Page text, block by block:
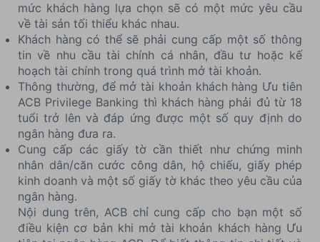
mức khách hàng lựa chọn sẽ có một mức yêu cầu
về tài sản tối thiểu khác nhau.
Khách hàng có thể sẽ phải cung cấp một số thông
tin về nhu cầu tài chính cá nhân, đầu tư hoặc kế
hoạch tài chính trong quá trình mở tài khoản.
Thông thường, để mở tài khoản khách hàng Ưu tiên
ACB Privilege Banking thì khách hàng phải đủ từ 18
tuổi trở lên và đáp ứng được một số quy định do
ngân hàng đưa ra.
Cung cấp các giấy tờ cần thiết như chứng minh
nhân dân/căn cước công dân, hộ chiếu, giấy phép
kinh doanh và một số giấy tờ khác theo yêu cầu của
ngân hàng.
Nội dung trên, ACB chỉ cung cấp cho bạn một số
điều kiện cơ bản khi mở tài khoản khách hàng Ưu